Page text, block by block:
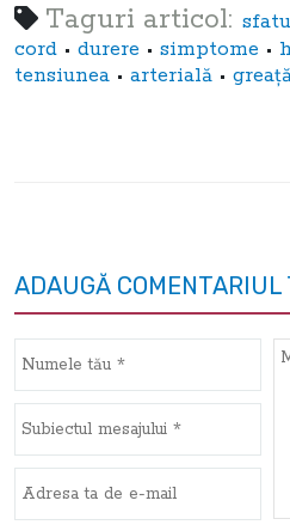
Taguri articol:
cord • durere • simptome •
tensiunea • arterială •
ADAUGĂ COMENTARIUL